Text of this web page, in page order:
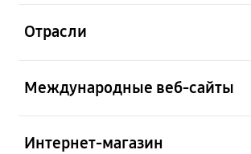
Отрасли
Международные веб-сайты
Интернет-магазин